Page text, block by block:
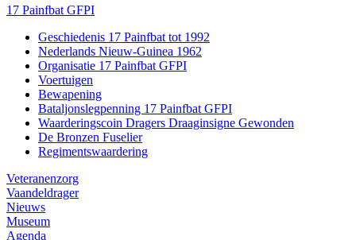
17 Painfbat GFPI
Geschiedenis 17 Painfbat tot 1992
Nederlands Nieuw-Guinea 1962
Organisatie 17 Painfbat GFPI
Voertuigen
Bewapening
Bataljonslegpenning 17 Painfbat GFPI
Waarderingscoin Dragers Draaginsigne Gewonden
De Bronzen Fuselier
Regimentswaardering
Veteranenzorg
Vaandeldrager
Nieuws
Museum
Agenda